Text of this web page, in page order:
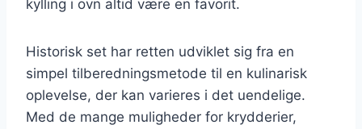
kylling i ovn altid være en favorit.
Historisk set har retten udviklet sig fra en
simpel tilberedningsmetode til en kulinarisk
oplevelse, der kan varieres i det uendelige.
Med de mange muligheder for krydderier,